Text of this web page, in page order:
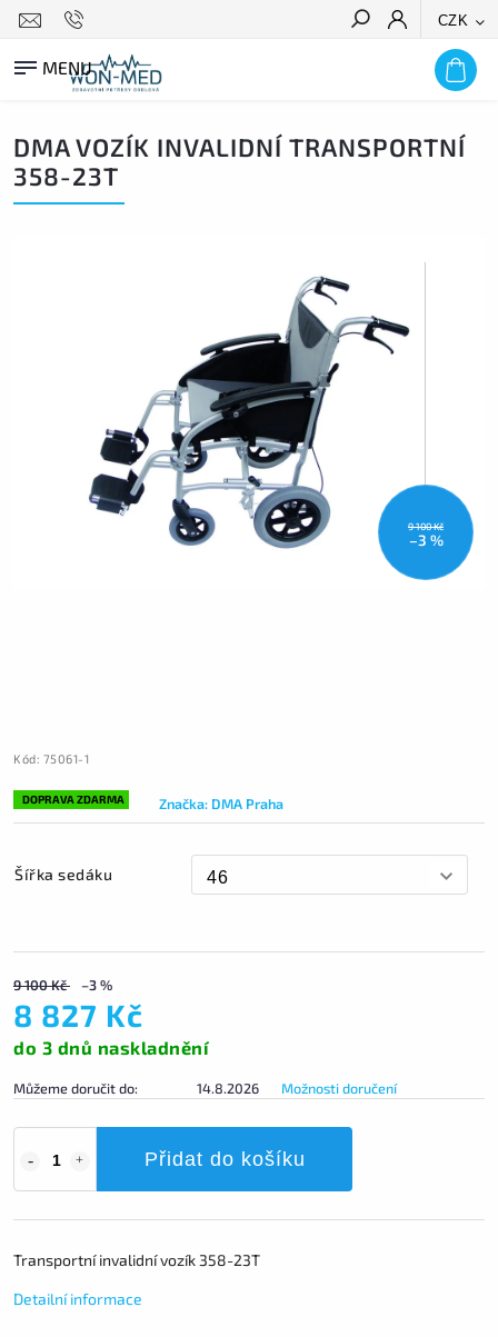
CZK
HLEDAT
DMA VOZÍK INVALIDNÍ TRANSPORTNÍ
358-23T
9 100 Kč
–3 %
Kód: 75061-1
DOPRAVA ZDARMA Značka: DMA Praha
Šířka sedáku
9 100 Kč –3 %
8 827 Kč
do 3 dnů naskladnění
Můžeme doručit do: 14.8.2026 Možnosti doručení
Přidat do košíku
Transportní invalidní vozík 358-23T
Detailní informace